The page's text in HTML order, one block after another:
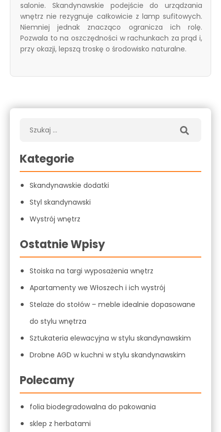
salonie. Skandynawskie podejście do urządzania
wnętrz nie rezygnuje całkowicie z lamp sufitowych.
Niemniej jednak znacząco ogranicza ich rolę.
Pozwala to na oszczędności w rachunkach za prąd i,
przy okazji, lepszą troskę o środowisko naturalne.
Kategorie
Skandynawskie dodatki
Styl skandynawski
Wystrój wnętrz
Ostatnie Wpisy
Stoiska na targi wyposażenia wnętrz
Apartamenty we Włoszech i ich wystrój
Stelaże do stołów – meble idealnie dopasowane
do stylu wnętrza
Sztukateria elewacyjna w stylu skandynawskim
Drobne AGD w kuchni w stylu skandynawskim
Polecamy
folia biodegradowalna do pakowania
sklep z herbatami